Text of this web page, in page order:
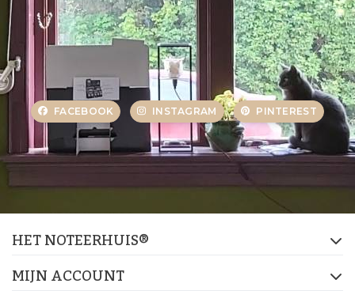
FACEBOOK INSTAGRAM PINTEREST
HET NOTEERHUIS®
MIJN ACCOUNT